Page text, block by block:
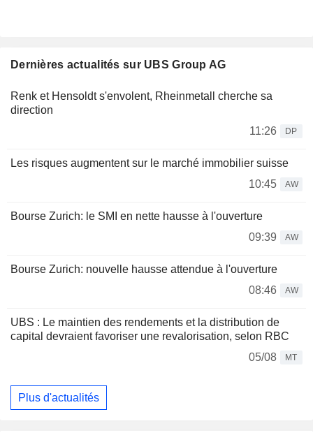
Dernières actualités sur UBS Group AG
Renk et Hensoldt s'envolent, Rheinmetall cherche sa
direction
11:26
DP
Les risques augmentent sur le marché immobilier suisse
10:45
AW
Bourse Zurich: le SMI en nette hausse à l'ouverture
09:39
AW
Bourse Zurich: nouvelle hausse attendue à l'ouverture
08:46
AW
UBS : Le maintien des rendements et la distribution de
capital devraient favoriser une revalorisation, selon RBC
05/08
MT
Plus d'actualités